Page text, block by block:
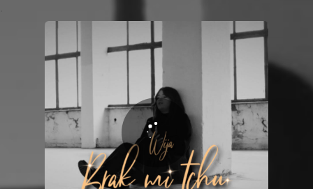
You're all set!